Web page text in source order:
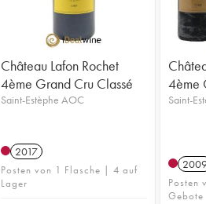
Château Lafon Rochet
4ème Grand Cru Classé
Saint-Estèphe AOC
2017
Posten von 1 Flasche | 4 auf
Lager
4ème
Saint-
2009
Posten
Gebote